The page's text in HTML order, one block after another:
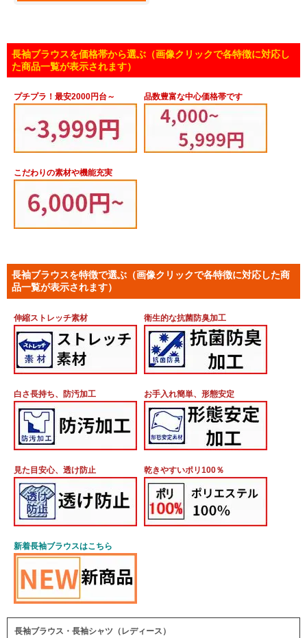
長袖ブラウスを価格帯から選ぶ（画像クリックで各特徴に対応し
た商品一覧が表示されます）
プチプラ！最安2000円台～ 品数豊富な中心価格帯です
こだわりの素材や機能充実
長袖ブラウスを特徴で選ぶ（画像クリックで各特徴に対応した商
品一覧が表示されます）
伸縮ストレッチ素材 衛生的な抗菌防臭加工
白さ長持ち、防汚加工 お手入れ簡単、形態安定
見た目安心、透け防止 乾きやすいポリ100％
新着長袖ブラウスはこちら
長袖ブラウス・長袖シャツ（レディース）